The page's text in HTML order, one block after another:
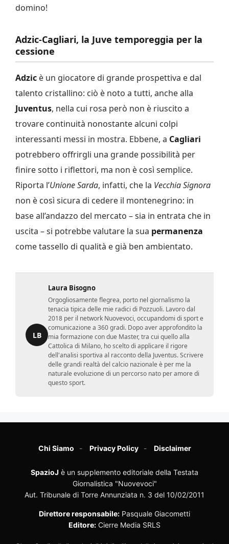
domino!
Adzic-Cagliari, la Juve temporeggia per la
cessione
Adzic è un giocatore di grande prospettiva e dal
talento cristallino: ciò è noto a tutti, anche alla
Juventus, nella cui rosa però non è riuscito a
trovare continuità nonostante alcuni colpi
interessanti messi in mostra. Ebbene, a Cagliari
potrebbero offrirgli una grande possibilità per
finire sotto i riflettori, ma non è così semplice.
Riporta l’Unione Sarda, infatti, che la Vecchia Signora
non è così sicura di cedere il montenegrino: in
base all’andazzo del mercato – sia in entrata che in
uscita – si potrebbe valutare la sua permanenza
come tassello di qualità e già ben ambientato.
LB
Laura Bisogno
Orgogliosamente flegrea, porto nel giornalismo la
tenacia tipica delle mie radici di Pozzuoli. Lavoro dal
2018 per il network Nuovevoci, occupandomi di sport e
comunicazione a 360 gradi. Dopo aver approfondito la
mia formazione con due Master, tra cui quello alla
Cattolica di Milano, ho scelto di applicare il rigore
dell'analisi sportiva al racconto della Juventus. Scrivere
delle grandi realtà del calcio nazionale è per me la
naturale evoluzione di un percorso nato per amore di
questo sport.
Chi Siamo Privacy Policy Disclaimer
SpazioJ è un supplemento editoriale della Testata
Giornalistica "Nuovevoci"
Aut. Tribunale di Torre Annunziata n. 3 del 10/02/2011
Direttore responsabile: Pasquale Giacometti
Editore: Cierre Media SRLS